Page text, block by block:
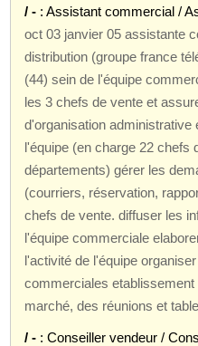
/ - : Assistant commercial /
oct 03 janvier 05 assistante
distribution (groupe france
(44) sein de l'équipe
les 3 chefs de vente et
d'organisation administrative
l'équipe (en charge 22 chefs
départements) gérer les
(courriers, réservation,
chefs de vente. diffuser les
l'équipe commerciale
l'activité de l'équipe
commerciales
marché, des réunions et
/ - : Conseiller vendeur /